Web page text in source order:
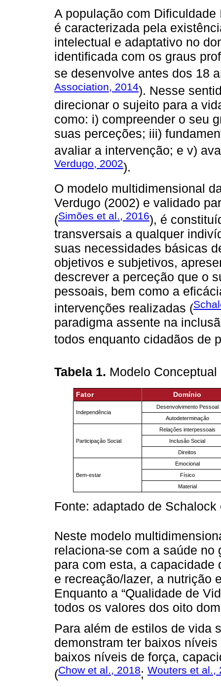
A população com
é caracterizada pela
intelectual e adaptativo no
identificada com os graus
se desenvolve antes dos 18
Association, 2014). Nesse
direcionar o sujeito para a
como: i) compreender o seu
suas perceções; iii)
avaliar a intervenção; e v)
Verdugo, 2002).
O modelo multidimensional
Verdugo (2002) e validado
(Simões et al., 2016), é
transversais a qualquer
suas necessidades básicas
objetivos e subjetivos,
descrever a perceção que o
pessoais, bem como a
intervenções realizadas (
paradigma assente na
todos enquanto cidadãos de
Tabela 1. Modelo
Fator Domínio
Independência
Desenvolvimento Pessoal
Autodeterminação
Participação Social
Relações interpessoais
Inclusão Social
Direitos
Bem-estar
Emocional
Físico
Material
Fonte: adaptado de Schalock
Neste modelo
relaciona-se com a saúde
para com esta, a
e recreação/lazer, a nutrição
Enquanto a “Qualidade de
todos os valores dos oito
Para além de estilos de vida
demonstram ter baixos
baixos níveis de força,
(Chow et al., 2018; Wouters et al.,